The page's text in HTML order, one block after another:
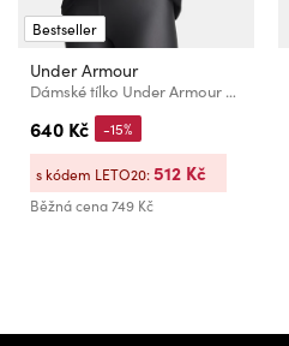
Bestseller
Under Armour
Dámské tílko Under Armour Tech Tank Solid
640 Kč
Běžná cena749 Kč
-15%
s kódem LETO20:512 Kč